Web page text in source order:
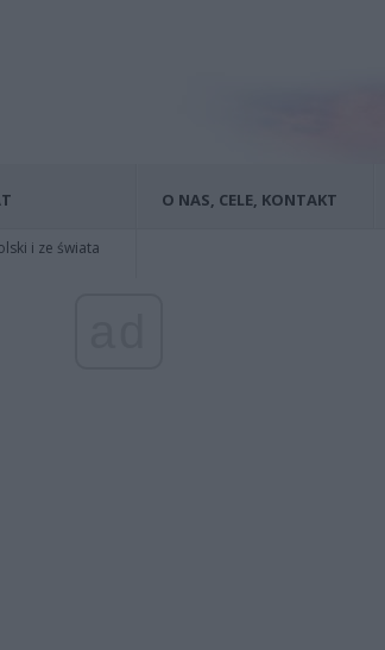
i ze świata
O NAS, CELE, KONTAKT